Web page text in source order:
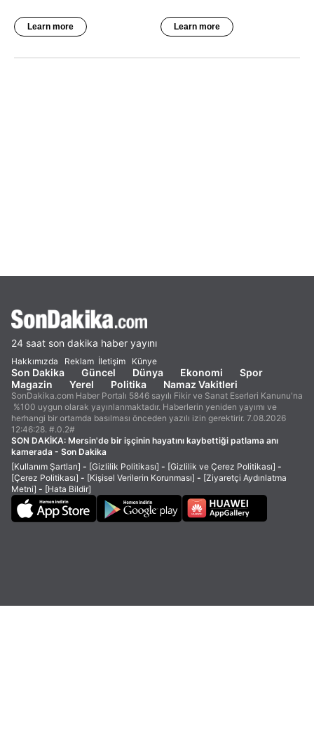
24 saat son dakika haber yayını
Hakkımızda Reklam İletişim Künye
Son Dakika Güncel Dünya Ekonomi
Spor
Magazin
Yerel Politika Namaz Vakitleri
SonDakika.com Haber Portalı 5846 sayılı Fikir ve Sanat Eserleri Kanunu'na
%100 uygun olarak yayınlanmaktadır. Haberlerin yeniden yayımı ve
herhangi bir ortamda basılması önceden yazılı izin gerektirir. 7.08.2026
12:46:28. #.0.2#
SON DAKİKA: Mersin'de bir işçinin hayatını kaybettiği patlama anı
kamerada - Son Dakika
[Kullanım Şartları] - [Gizlilik Politikası] - [Gizlilik ve Çerez Politikası] -
[Çerez Politikası] - [Kişisel Verilerin Korunması] - [Ziyaretçi Aydınlatma
Metni] - [Hata Bildir]